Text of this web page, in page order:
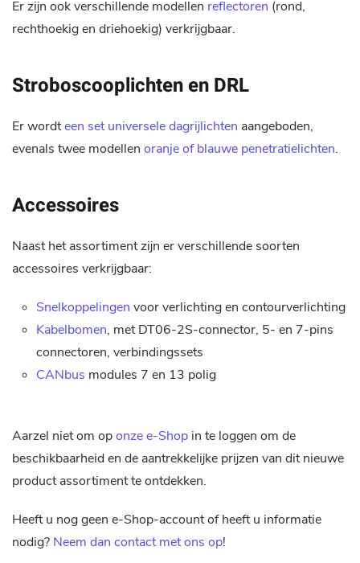
Er zijn ook verschillende modellen reflectoren (rond,
rechthoekig en driehoekig) verkrijgbaar.
Stroboscooplichten en DRL
Er wordteen set universele dagrijlichten aangeboden,
evenals twee modellen oranje of blauwe penetratielichten.
Accessoires
Naast het assortiment zijn er verschillende soorten
accessoires verkrijgbaar:
Snelkoppelingen voor verlichting en contourverlichting
Kabelbomen, met DT06-2S-connector, 5- en 7-pins
connectoren, verbindingssets
CANbus modules 7 en 13 polig
Aarzel niet om oponze e-Shop in te loggen om de
beschikbaarheid en de aantrekkelijke prijzen van dit nieuwe
product assortiment te ontdekken.
Heeft u nog geen e-Shop-account of heeft u informatie
nodig? Neem dan contact met ons op!